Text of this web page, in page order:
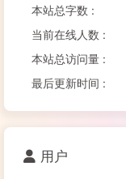
本站总字数 :
当前在线人数 :
本站总访问量 :
最后更新时间 :
用户